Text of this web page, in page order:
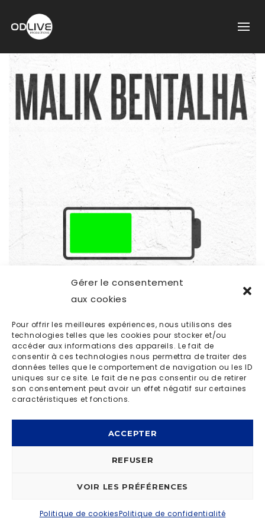
Gérer le consentement
aux cookies
Pour offrir les meilleures expériences, nous utilisons des
technologies telles que les cookies pour stocker et/ou
accéder aux informations des appareils. Le fait de
consentir à ces technologies nous permettra de traiter des
données telles que le comportement de navigation ou les ID
uniques sur ce site. Le fait de ne pas consentir ou de retirer
son consentement peut avoir un effet négatif sur certaines
caractéristiques et fonctions.
ACCEPTER
REFUSER
VOIR LES PRÉFÉRENCES
Politique de cookiesPolitique de confidentialité
© OD LIVE 2023 | MADE BYI-LOGICS|POLITIQUE DE
CONFIDENTIALITÉ